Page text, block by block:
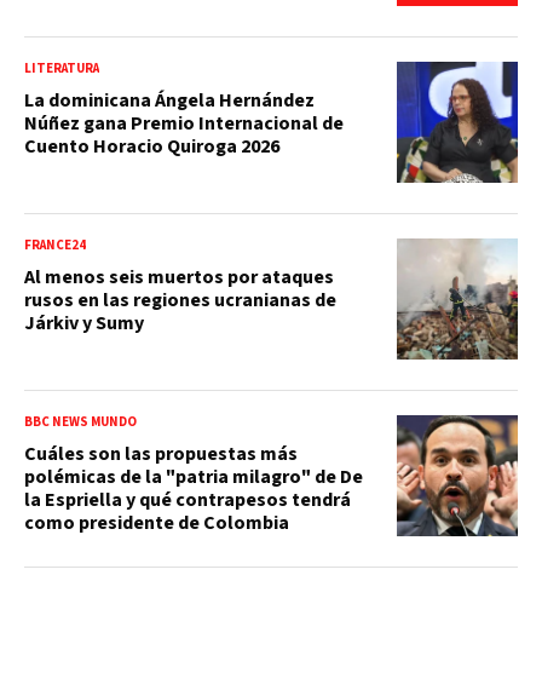
LITERATURA
La dominicana Ángela Hernández
Núñez gana Premio Internacional de
Cuento Horacio Quiroga 2026
FRANCE24
Al menos seis muertos por ataques
rusos en las regiones ucranianas de
Járkiv y Sumy
BBC NEWS MUNDO
Cuáles son las propuestas más
polémicas de la "patria milagro" de De
la Espriella y qué contrapesos tendrá
como presidente de Colombia